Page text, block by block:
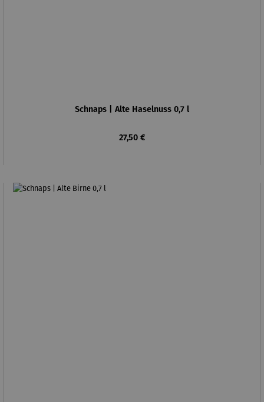
Schnaps | Alte Haselnuss 0,7 l
Regulärer Preis:
27,50 €